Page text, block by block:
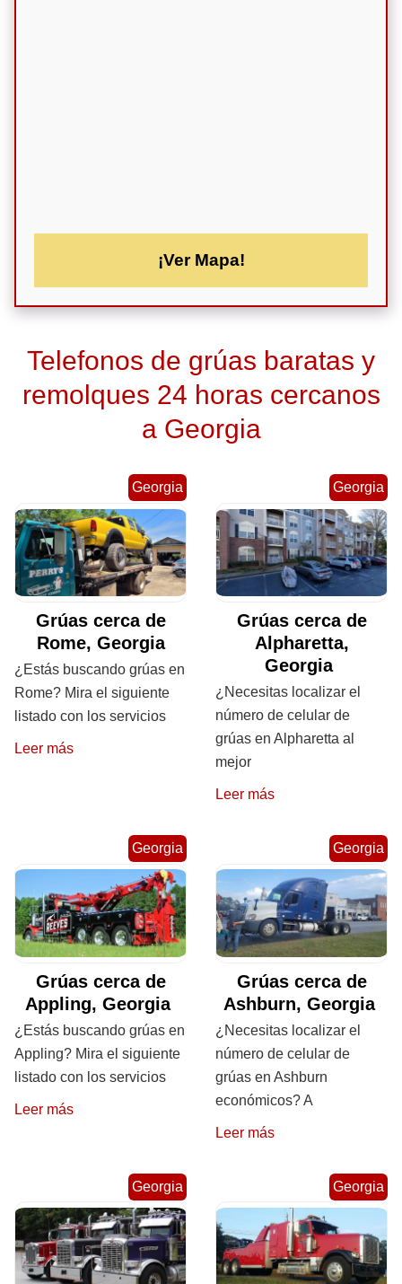
¡Ver Mapa!
Telefonos de grúas baratas y
remolques 24 horas cercanos
a Georgia
Georgia
Grúas cerca de
Rome, Georgia
¿Estás buscando grúas en
Rome? Mira el siguiente
listado con los servicios
Leer más
Georgia
Grúas cerca de
Alpharetta,
Georgia
¿Necesitas localizar el
número de celular de
grúas en Alpharetta al
mejor
Leer más
Georgia
Grúas cerca de
Appling, Georgia
¿Estás buscando grúas en
Appling? Mira el siguiente
listado con los servicios
Leer más
Georgia
Grúas cerca de
Ashburn, Georgia
¿Necesitas localizar el
número de celular de
grúas en Ashburn
económicos? A
Leer más
Georgia Georgia